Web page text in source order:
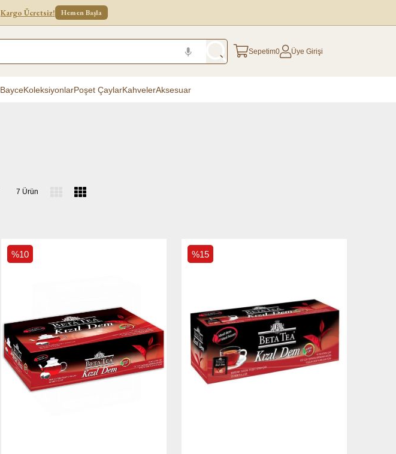
Kargo Ücretsiz! Hemen Başla
Sepetim0 Üye Girişi
BayceKoleksiyonlarPoşet ÇaylarKahvelerAksesuar
7 Ürün
%10 %15